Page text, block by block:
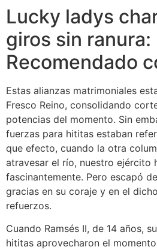
Lucky ladys
giros sin ranura:
Recomendado
Estas alianzas matrimoniales
Fresco Reino, consolidando
potencias del momento​. Sin
fuerzas para hititas estaban
que efecto, cuando la otra
atravesar el río, nuestro ejército
fascinantemente. Pero escapó
gracias en su coraje y en el
refuerzos.
Cuando Ramsés II, de 14 años,
hititas aprovecharon el